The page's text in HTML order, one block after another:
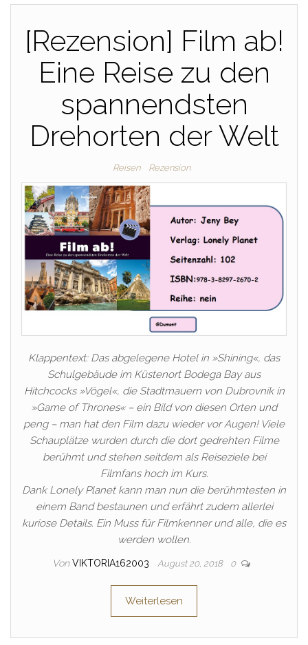
[Rezension] Film ab!
Eine Reise zu den
spannendsten
Drehorten der Welt
Reisen Rezension
Klappentext: Das abgelegene Hotel in »Shining«, das
Schulgebäude im Küstenort Bodega Bay aus
Hitchcocks »Vögel«, die Stadtmauern von Dubrovnik in
»Game of Thrones« – ein Bild von diesen Orten und
peng – man hat den Film dazu wieder vor Augen! Viele
Schauplätze wurden durch die dort gedrehten Filme
berühmt und stehen seitdem als Reiseziele bei
Filmfans hoch im Kurs.
Dank Lonely Planet kann man nun die berühmtesten in
einem Band bestaunen und erfährt zudem allerlei
kuriose Details. Ein Muss für Filmkenner und alle, die es
werden wollen.
Von VIKTORIA162003 August 20, 2018 0
Weiterlesen